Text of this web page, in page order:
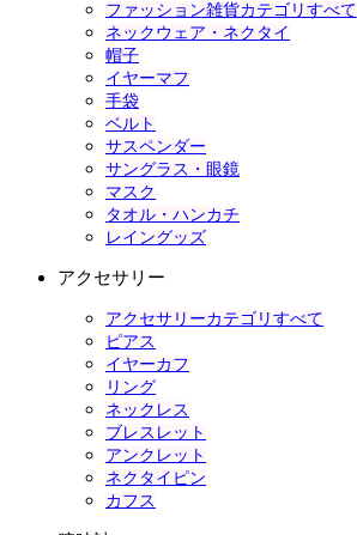
ファッション雑貨カテゴリすべて
ネックウェア・ネクタイ
帽子
イヤーマフ
手袋
ベルト
サスペンダー
サングラス・眼鏡
マスク
タオル・ハンカチ
レイングッズ
アクセサリー
アクセサリーカテゴリすべて
ピアス
イヤーカフ
リング
ネックレス
ブレスレット
アンクレット
ネクタイピン
カフス